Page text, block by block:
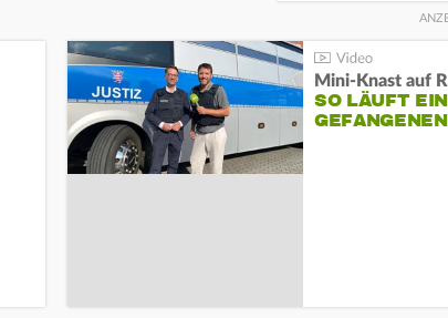
Mini-Knast auf
SO LÄUFT EIN